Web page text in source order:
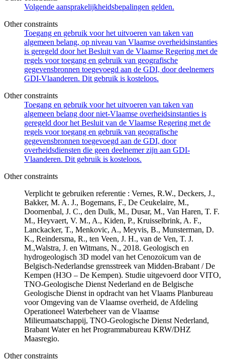
Volgende aansprakelijkheidsbepalingen gelden.
Other constraints
Toegang en gebruik voor het uitvoeren van taken van
algemeen belang, op niveau van Vlaamse overheidsinstanties
is geregeld door het Besluit van de Vlaamse Regering met de
regels voor toegang en gebruik van geografische
gegevensbronnen toegevoegd aan de GDI, door deelnemers
GDI-Vlaanderen. Dit gebruik is kosteloos.
Other constraints
Toegang en gebruik voor het uitvoeren van taken van
algemeen belang door niet-Vlaamse overheidsinstanties is
geregeld door het Besluit van de Vlaamse Regering met de
regels voor toegang en gebruik van geografische
gegevensbronnen toegevoegd aan de GDI, door
overheidsdiensten die geen deelnemer zijn aan GDI-
Vlaanderen. Dit gebruik is kosteloos.
Other constraints
Verplicht te gebruiken referentie : Vernes, R.W., Deckers, J.,
Bakker, M. A. J., Bogemans, F., De Ceukelaire, M.,
Doornenbal, J. C., den Dulk, M., Dusar, M., Van Haren, T. F.
M., Heyvaert, V. M., A., Kiden, P., Kruisselbrink, A. F.,
Lanckacker, T., Menkovic, A., Meyvis, B., Munsterman, D.
K., Reindersma, R., ten Veen, J. H., van de Ven, T. J.
M.,Walstra, J. en Witmans, N., 2018. Geologisch en
hydrogeologisch 3D model van het Cenozoïcum van de
Belgisch-Nederlandse grensstreek van Midden-Brabant / De
Kempen (H3O – De Kempen). Studie uitgevoerd door VITO,
TNO-Geologische Dienst Nederland en de Belgische
Geologische Dienst in opdracht van het Vlaams Planbureau
voor Omgeving van de Vlaamse overheid, de Afdeling
Operationeel Waterbeheer van de Vlaamse
Milieumaatschappij, TNO-Geologische Dienst Nederland,
Brabant Water en het Programmabureau KRW/DHZ
Maasregio.
Other constraints